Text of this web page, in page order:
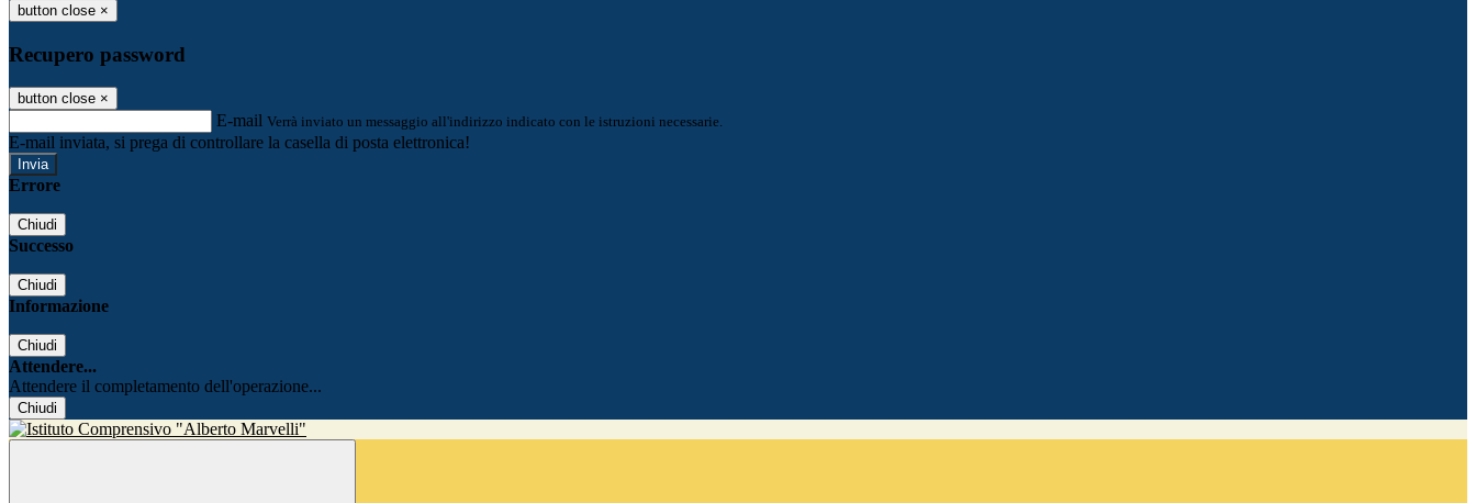
button close ×
Recupero password
button close ×
E-mail Verrà inviato un messaggio all'indirizzo indicato con le istruzioni necessarie.
E-mail inviata, si prega di controllare la casella di posta elettronica!
Errore
Chiudi
Successo
Chiudi
Informazione
Chiudi
Attendere...
Attendere il completamento dell'operazione...
Chiudi